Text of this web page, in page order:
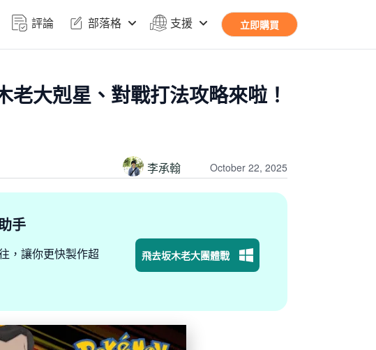
評論 部落格 支援 立即購買
大剋星、對戰打法攻略來啦！
李承翰 October 22, 2025
手
，讓你更快製作超
飛去坂木老大團體戰